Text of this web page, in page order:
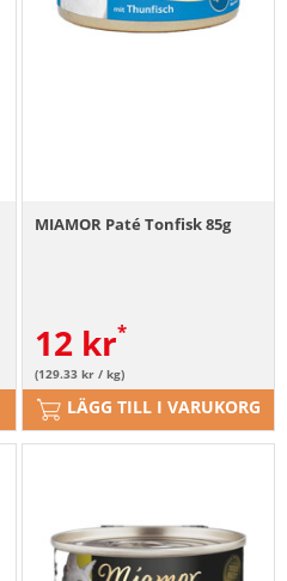
MIAMOR Paté Tonfisk 85g
12 kr
(129.33 kr / kg)
LÄGG TILL I VARUKORG